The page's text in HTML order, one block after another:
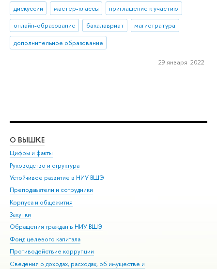
дискуссии
мастер-классы
приглашение к участию
онлайн-образование
бакалавриат
магистратура
дополнительное образование
29 января 2022
О ВЫШКЕ
Цифры и факты
Руководство и структура
Устойчивое развитие в НИУ ВШЭ
Преподаватели и сотрудники
Корпуса и общежития
Закупки
Обращения граждан в НИУ ВШЭ
Фонд целевого капитала
Противодействие коррупции
Сведения о доходах, расходах, об имуществе и